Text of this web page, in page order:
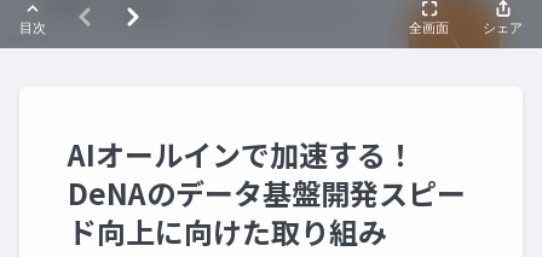
AIオールインで加速する！
DeNAのデータ基盤開発スピー
ド向上に向けた取り組み